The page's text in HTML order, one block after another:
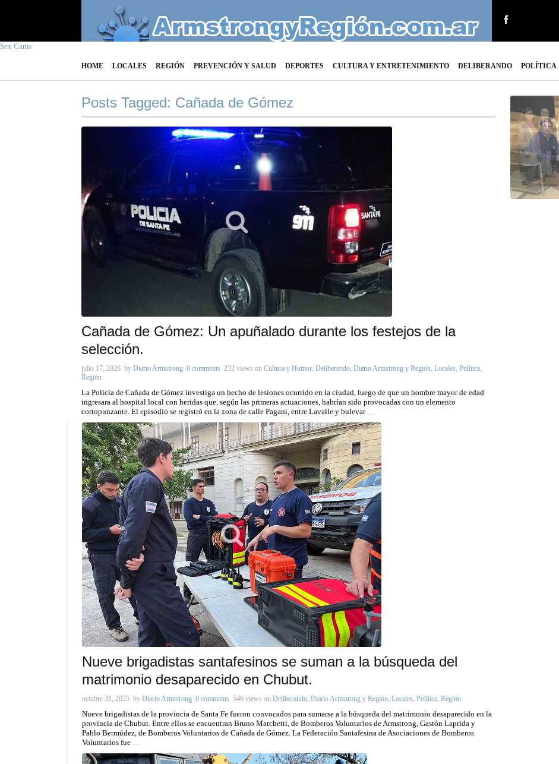
Sex Cams
HOME LOCALES REGIÓN PREVENCIÓN Y SALUD DEPORTES CULTURA Y ENTRETENIMIENTO DELIBERANDO POLÍTICA
Posts Tagged: Cañada de Gómez
Cañada de Gómez: Un apuñalado durante los festejos de la
selección.
julio 17, 2026 by Diario Armstrong 0 comments 232 views on Cultura y Humor, Deliberando, Diario Armstrong y Región, Locales, Política,
Región
La Policía de Cañada de Gómez investiga un hecho de lesiones ocurrido en la ciudad, luego de que un hombre mayor de edad
ingresara al hospital local con heridas que, según las primeras actuaciones, habrían sido provocadas con un elemento
cortopunzante. El episodio se registró en la zona de calle Pagani, entre Lavalle y bulevar …
Nueve brigadistas santafesinos se suman a la búsqueda del
matrimonio desaparecido en Chubut.
octubre 31, 2025 by Diario Armstrong 0 comments 546 views on Deliberando, Diario Armstrong y Región, Locales, Política, Región
Nueve brigadistas de la provincia de Santa Fe fueron convocados para sumarse a la búsqueda del matrimonio desaparecido en la
provincia de Chubut. Entre ellos se encuentran Bruno Marchetti, de Bomberos Voluntarios de Armstrong, Gastón Laprida y
Pablo Bermúdez, de Bomberos Voluntarios de Cañada de Gómez. La Federación Santafesina de Asociaciones de Bomberos
Voluntarios fue …